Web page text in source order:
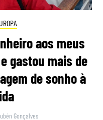
aos meus
gastou mais de
de sonho à
Gonçalves